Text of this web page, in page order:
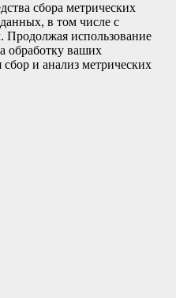
сбора метрических
в том числе с
использование
обработку ваших
и анализ метрических